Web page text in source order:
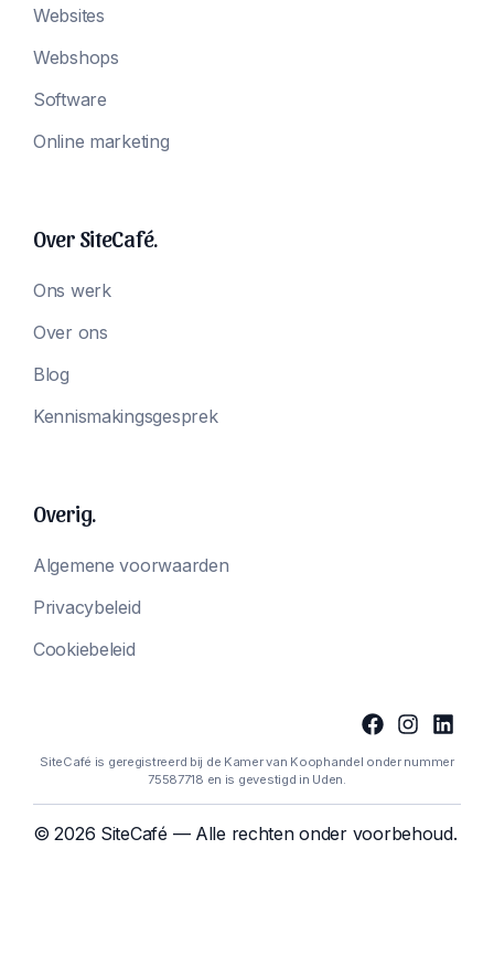
Websites
Webshops
Software
Online marketing
Over SiteCafé.
Ons werk
Over ons
Blog
Kennismakingsgesprek
Overig.
Algemene voorwaarden
Privacybeleid
Cookiebeleid
SiteCafé is geregistreerd bij de Kamer van Koophandel onder nummer
75587718 en is gevestigd in Uden.
© 2026 SiteCafé — Alle rechten onder voorbehoud.